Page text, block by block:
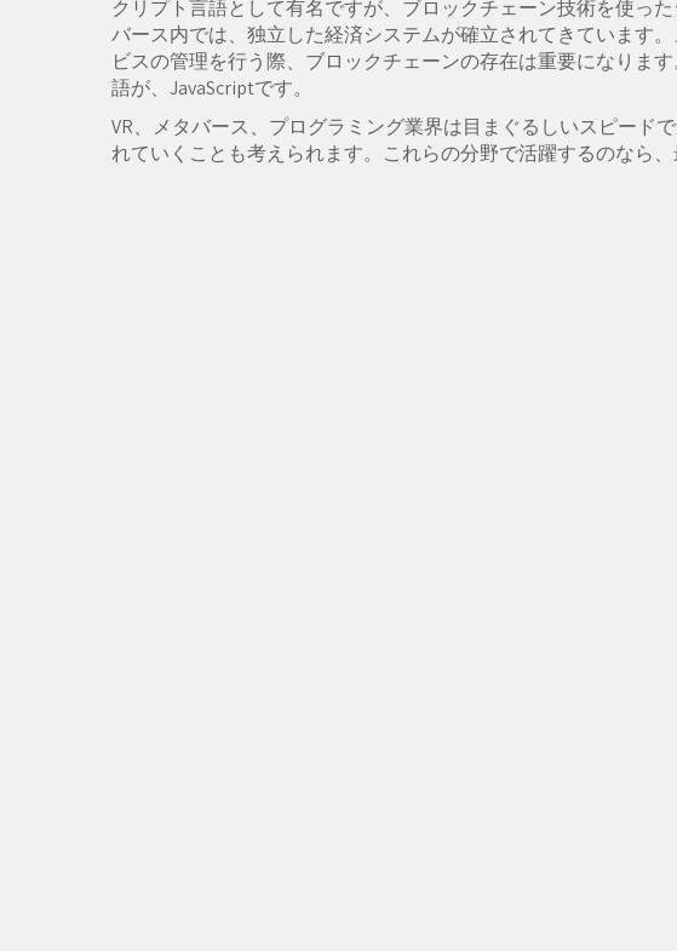
クリプト言語として有名ですが、ブロックチェーン技術を使っ
バース内では、独立した経済システムが確立されてきています
ビスの管理を行う際、ブロックチェーンの存在は重要になりま
語が、JavaScriptです。
VR、メタバース、プログラミング業界は目まぐるしいスピード
れていくことも考えられます。これらの分野で活躍するのなら